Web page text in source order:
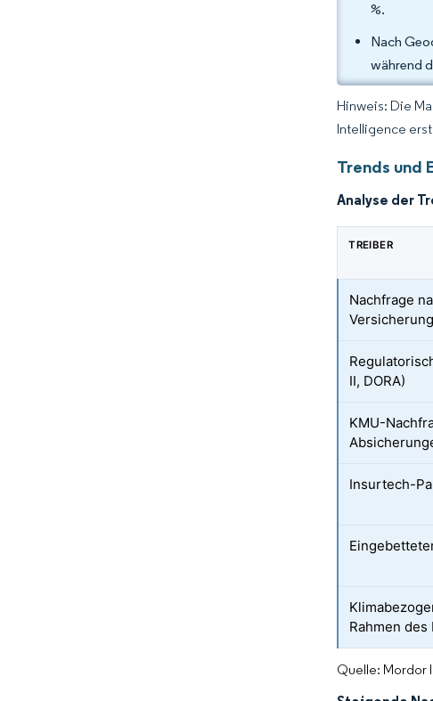
%.
Nach
während
Hinweis: Die
Intelligence
Trends und
Analyse der
TREIBER
Nachfrage
II, DORA)
KMU-
Insurtech-
Rahmen
Quelle: Mordor